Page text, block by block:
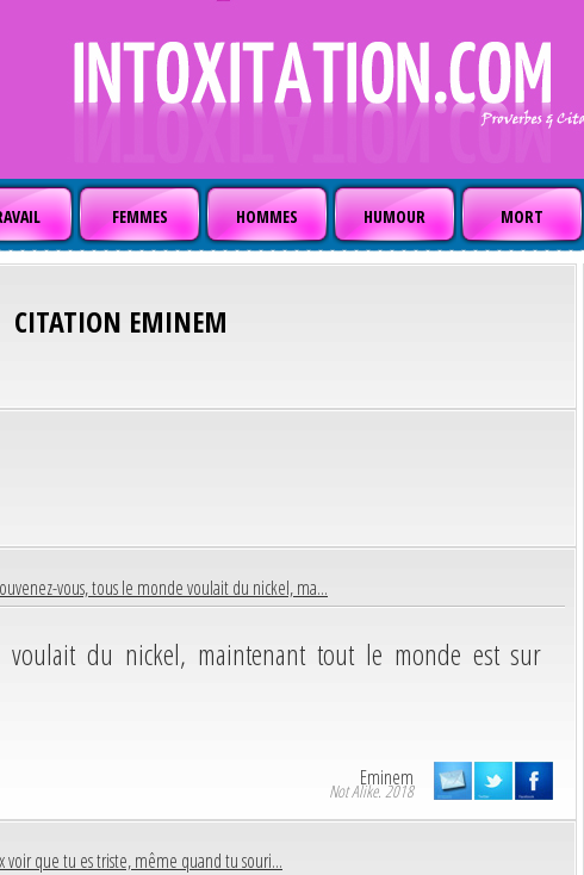
FEMMES HOMMES HUMOUR MORT
CITATION EMINEM
vous, tous le monde voulait du nickel, ma...
voulait du nickel, maintenant tout le monde est sur
Eminem
Not Alike. 2018
voir que tu es triste, même quand tu souri...